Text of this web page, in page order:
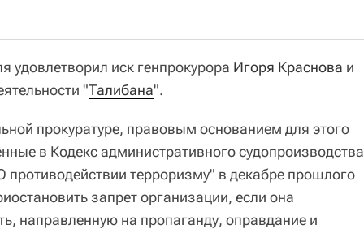
удовлетворил иск генпрокурора Игоря Краснова и
"Талибана".
прокуратуре, правовым основанием для этого
в Кодекс административного судопроизводства
терроризму" в декабре прошлого
запрет организации, если она
направленную на пропаганду, оправдание и